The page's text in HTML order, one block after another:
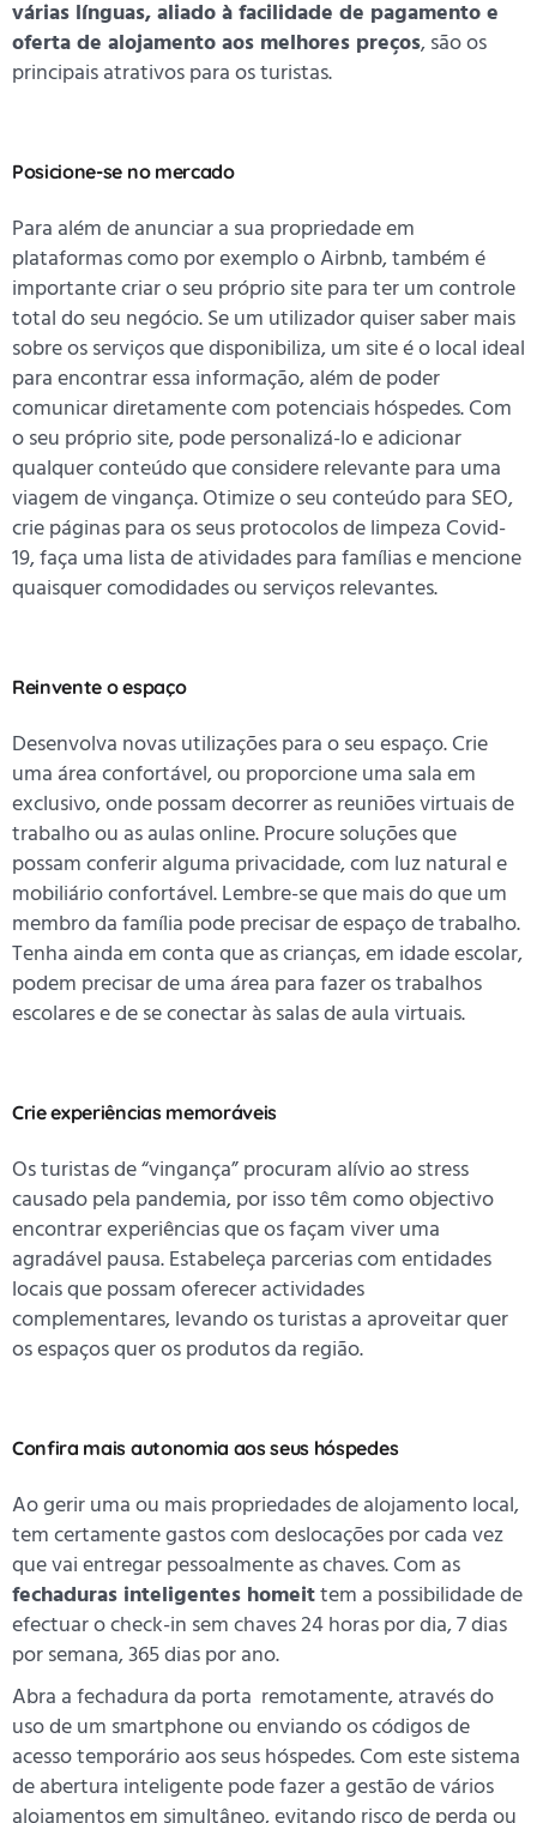
várias línguas, aliado à facilidade de pagamento e
oferta de alojamento aos melhores preços, são os
principais atrativos para os turistas.
Posicione-se no mercado
Para além de anunciar a sua propriedade em
plataformas como por exemplo o Airbnb, também é
importante criar o seu próprio site para ter um controle
total do seu negócio. Se um utilizador quiser saber mais
sobre os serviços que disponibiliza, um site é o local ideal
para encontrar essa informação, além de poder
comunicar diretamente com potenciais hóspedes. Com
o seu próprio site, pode personalizá-lo e adicionar
qualquer conteúdo que considere relevante para uma
viagem de vingança. Otimize o seu conteúdo para SEO,
crie páginas para os seus protocolos de limpeza Covid-
19, faça uma lista de atividades para famílias e mencione
quaisquer comodidades ou serviços relevantes.
Reinvente o espaço
Desenvolva novas utilizações para o seu espaço. Crie
uma área confortável, ou proporcione uma sala em
exclusivo, onde possam decorrer as reuniões virtuais de
trabalho ou as aulas online. Procure soluções que
possam conferir alguma privacidade, com luz natural e
mobiliário confortável. Lembre-se que mais do que um
membro da família pode precisar de espaço de trabalho.
Tenha ainda em conta que as crianças, em idade escolar,
podem precisar de uma área para fazer os trabalhos
escolares e de se conectar às salas de aula virtuais.
Crie experiências memoráveis
Os turistas de “vingança” procuram alívio ao stress
causado pela pandemia, por isso têm como objectivo
encontrar experiências que os façam viver uma
agradável pausa. Estabeleça parcerias com entidades
locais que possam oferecer actividades
complementares, levando os turistas a aproveitar quer
os espaços quer os produtos da região.
Confira mais autonomia aos seus hóspedes
Ao gerir uma ou mais propriedades de alojamento local,
tem certamente gastos com deslocações por cada vez
que vai entregar pessoalmente as chaves. Com as
fechaduras inteligentes homeittem a possibilidade de
efectuar o check-in sem chaves 24 horas por dia, 7 dias
por semana, 365 dias por ano.
Abra a fechadura da porta remotamente, através do
uso de um smartphone ou enviando os códigos de
acesso temporário aos seus hóspedes. Com este sistema
de abertura inteligente pode fazer a gestão de vários
alojamentos em simultâneo, evitando risco de perda ou